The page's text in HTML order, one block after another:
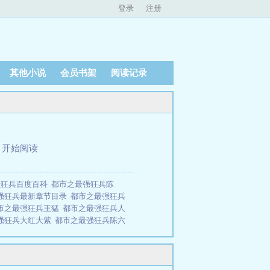
登录 注册
其他小说 会员书架 阅读记录
开始阅读
兵百度百科 都市之最强狂兵陈
狂兵最新章节目录 都市之最强狂兵
之最强狂兵王猛 都市之最强狂兵人
狂兵大红大紫 都市之最强狂兵陈六
最强狂兵免费都市之最强狂兵